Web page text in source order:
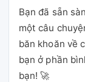
Bạn đã sẵn
một câu
băn khoăn về
bạn ở phần
bạn! 🚀